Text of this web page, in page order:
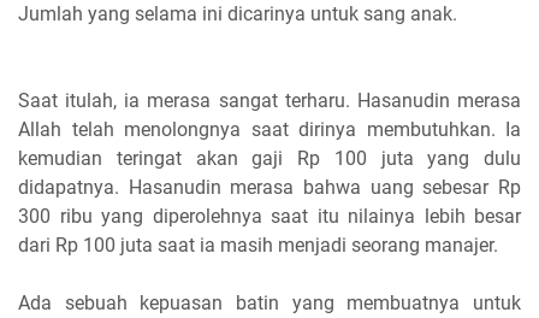
Jumlah yang selama ini dicarinya untuk sang anak.
Saat itulah, ia merasa sangat terharu. Hasanudin merasa
Allah telah menolongnya saat dirinya membutuhkan. Ia
kemudian teringat akan gaji Rp 100 juta yang dulu
didapatnya. Hasanudin merasa bahwa uang sebesar Rp
300 ribu yang diperolehnya saat itu nilainya lebih besar
dari Rp 100 juta saat ia masih menjadi seorang manajer.
Ada sebuah kepuasan batin yang membuatnya untuk